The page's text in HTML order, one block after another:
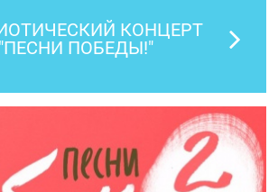
КОНЦЕРТ
"ПЕСНИ ПОБЕДЫ!"